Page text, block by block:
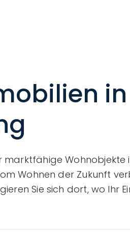
marktfähige
Wohnen der Zukunft
Sie sich dort, wo Ihr